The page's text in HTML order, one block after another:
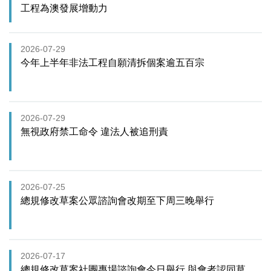
工程為澳發展增動力
2026-07-29
今年上半年非法工程自願清拆個案逾五百宗
2026-07-29
無視政府禁工命令 違法人被追刑責
2026-07-25
總規修改草案公眾諮詢會改期至下周三晚舉行
2026-07-17